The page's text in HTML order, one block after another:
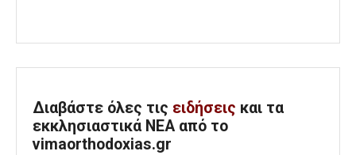
Διαβάστε όλες τις ειδήσεις και τα
εκκλησιαστικά ΝΕΑ από το
vimaorthodoxias.gr